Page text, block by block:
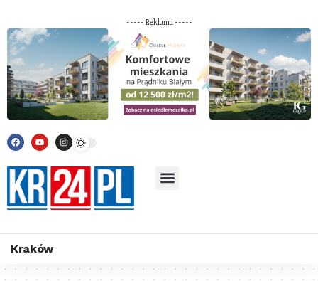
----- Reklama -----
Kraków